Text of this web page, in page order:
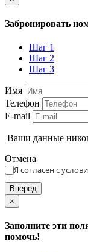
Забронировать
Шаг 1
Шаг 2
Шаг 3
Имя
Телефон
E-mail
Ваши данные
Отмена
Я согласен с
Вперед
×
Заполните эти
помочь!